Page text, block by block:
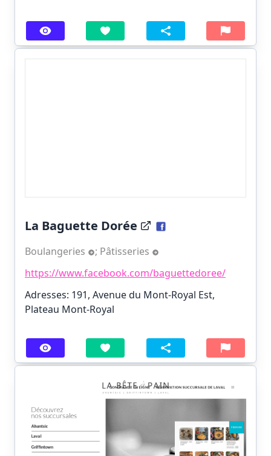
La Baguette Dorée
Boulangeries ; Pâtisseries
https://www.facebook.com/baguettedoree/
Adresses: 191, Avenue du Mont-Royal Est,
Plateau Mont-Royal